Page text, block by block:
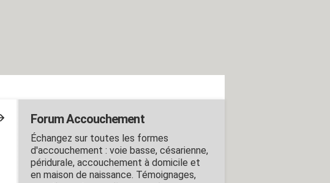
Forum Accouchement
Échangez sur toutes les formes
d'accouchement : voie basse, césarienne,
péridurale, accouchement à domicile et
en maison de naissance. Témoignages,